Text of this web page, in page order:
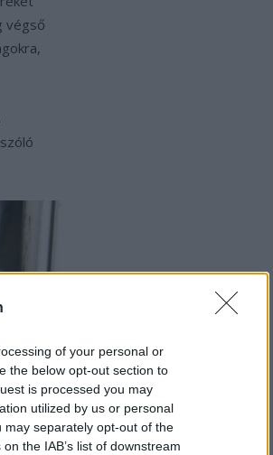
of your personal or
the below opt-out section to
is processed you may
utilized by us or personal
may separately opt-out of the
the IAB’s list of downstream
végső